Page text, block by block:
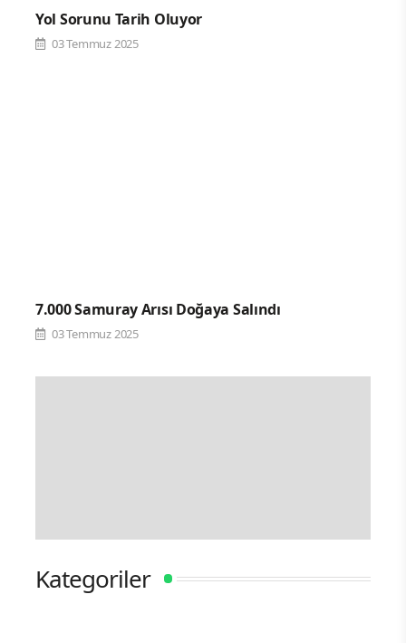
Yol Sorunu Tarih Oluyor
03 Temmuz 2025
7.000 Samuray Arısı Doğaya Salındı
03 Temmuz 2025
Kategoriler